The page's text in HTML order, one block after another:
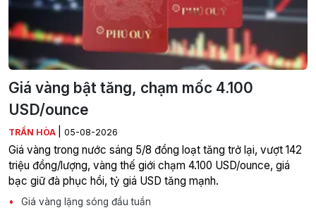
Giá vàng bật tăng, chạm mốc 4.100
USD/ounce
TRẦN HÒA 05-08-2026
Giá vàng trong nước sáng 5/8 đồng loạt tăng trở lại, vượt 142
triệu đồng/lượng, vàng thế giới chạm 4.100 USD/ounce, giá
bạc giữ đà phục hồi, tỷ giá USD tăng mạnh.
Giá vàng lặng sóng đầu tuần